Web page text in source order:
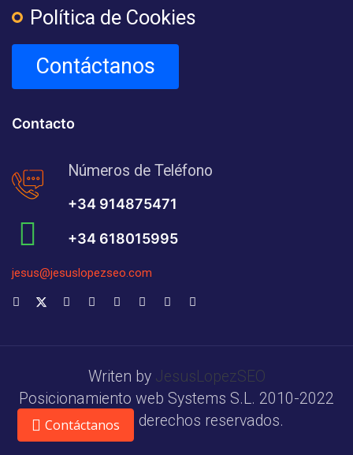
Política de Cookies
Contáctanos
Contacto
Números de Teléfono
+34 914875471
+34 618015995
jesus@jesuslopezseo.com
Writen by JesusLopezSEO
Posicionamiento web Systems S.L. 2010-2022
Todos los derechos reservados.
Contáctanos